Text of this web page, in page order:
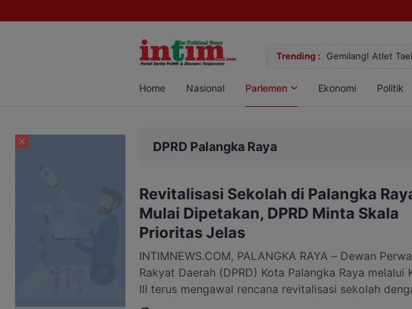
Trending :
Sabu di Pangkalan Bun, Dua Pelaku Diamankan Gemilang! Atlet
Home Nasional Parlemen Ekonomi Politik
DPRD Palangka Raya
Revitalisasi Sekolah di Palangka
Mulai Dipetakan, DPRD Minta Skala
Prioritas Jelas
INTIMNEWS.COM, PALANGKA RAYA – Dewan
Rakyat Daerah (DPRD) Kota Palangka Raya melalui
III terus mengawal rencana revitalisasi sekolah
berkoordinasi bersama Dinas Pendidikan setempat.